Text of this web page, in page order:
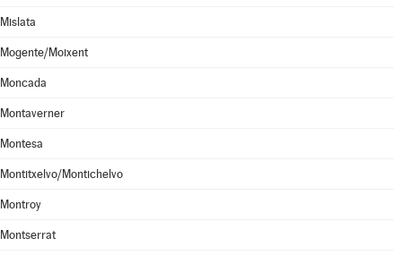
Mislata
Mogente/Moixent
Moncada
Montaverner
Montesa
Montitxelvo/Montichelvo
Montroy
Montserrat